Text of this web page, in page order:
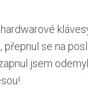
se na
jsem